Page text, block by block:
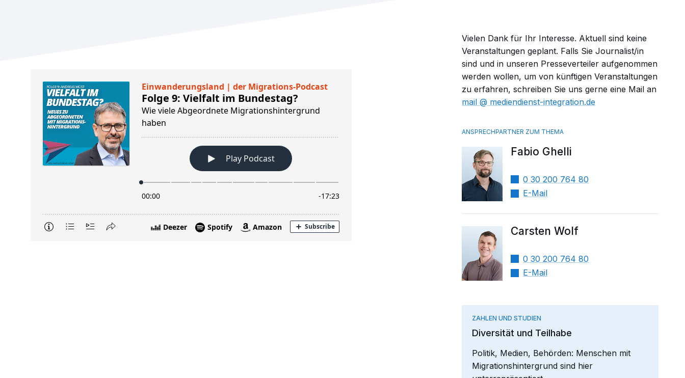
Vielen Dank für Ihr Interesse. Aktuell sind keine
Veranstaltungen geplant. Falls Sie Journalist/in
sind und in unseren Presseverteiler aufgenommen
werden wollen, um von künftigen Veranstaltungen
zu erfahren, schreiben Sie uns gerne eine Mail an
mail​
mediendienst-integration.de
Fabio Ghelli
0 30 200 764 80
E-Mail
Carsten Wolf
0 30 200 764 80
E-Mail
ZAHLEN UND STUDIEN
Diversität und Teilhabe
Politik, Medien, Behörden: Menschen mit
Migrationshintergrund sind hier